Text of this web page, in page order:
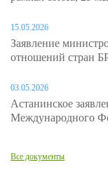
15.05.2026
Заявление
отношений стран
03.05.2026
Астанинское
Международного
Все документы